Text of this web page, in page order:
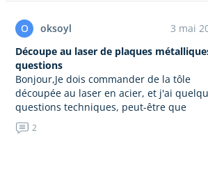
O oksoyl
3 mai
Découpe au laser de plaques
questions
Bonjour,Je dois commander de la tôle
découpée au laser en acier, et j'ai
questions techniques, peut-être que
quelqu'un peut m'aider : –
TolérancesD'après ce que j'ai entendu, le
2